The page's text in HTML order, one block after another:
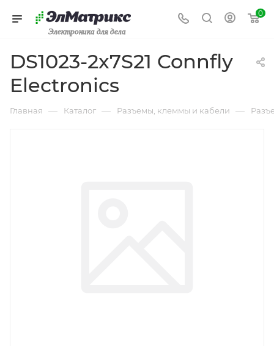
Электроника для дела
0
DS1023-2x7S21 Connfly
Electronics
Главная — Каталог — Разъемы, клеммы и кабели —